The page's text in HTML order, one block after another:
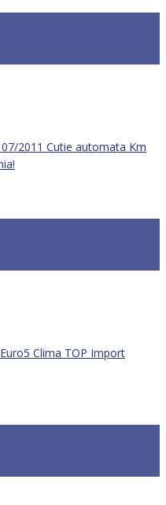
2011 Cutie automata Km
Clima TOP Import